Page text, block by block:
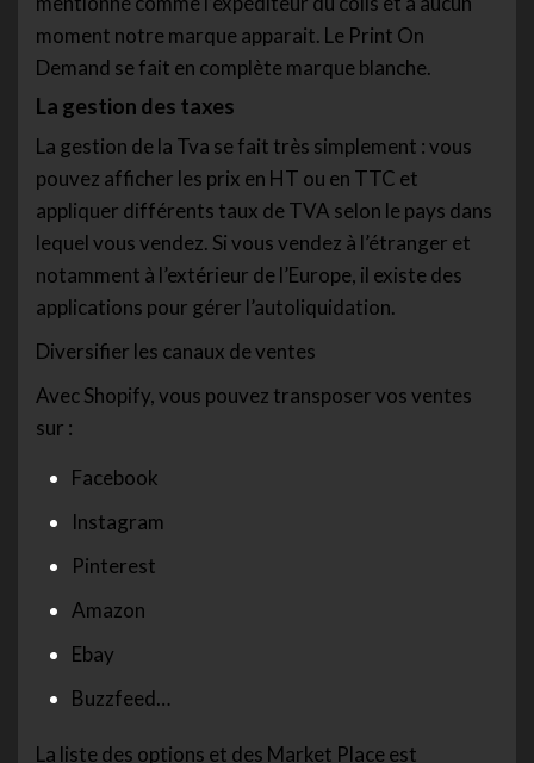
moment notre marque apparait. Le Print On
Demand se fait en complète marque blanche.
La gestion des taxes
La gestion de la Tva se fait très simplement : vous
pouvez afficher les prix en HT ou en TTC et
appliquer différents taux de TVA selon le pays dans
lequel vous vendez. Si vous vendez à l’étranger et
notamment à l’extérieur de l’Europe, il existe des
applications pour gérer l’autoliquidation.
Diversifier les canaux de ventes
Avec Shopify, vous pouvez transposer vos ventes
sur :
Facebook
Instagram
Pinterest
Amazon
Ebay
Buzzfeed…
La liste des options et des Market Place est